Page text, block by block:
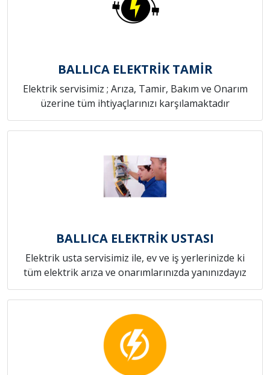
BALLICA ELEKTRİK TAMİR
Elektrik servisimiz ; Arıza, Tamir, Bakım ve Onarım
üzerine tüm ihtiyaçlarınızı karşılamaktadır
BALLICA ELEKTRİK USTASI
Elektrik usta servisimiz ile, ev ve iş yerlerinizde ki
tüm elektrik arıza ve onarımlarınızda yanınızdayız